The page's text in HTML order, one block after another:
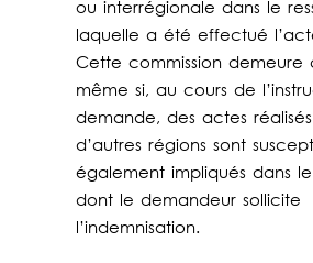
ou interrégionale dans le
laquelle a été effectué
Cette commission demeure
même si, au cours de
demande, des actes
d’autres régions sont
également impliqués dans
dont le demandeur sollicite
l’indemnisation.